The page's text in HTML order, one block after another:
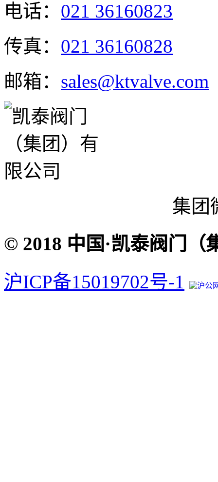
电话： 021 36160823
传真： 021 36160828
邮箱： sales@ktvalve.com
集团
© 2018 中国·凯泰阀门（
沪ICP备15019702号-1
沪公